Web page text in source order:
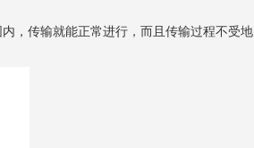
，传输就能正常进行，而且传输过程不受地